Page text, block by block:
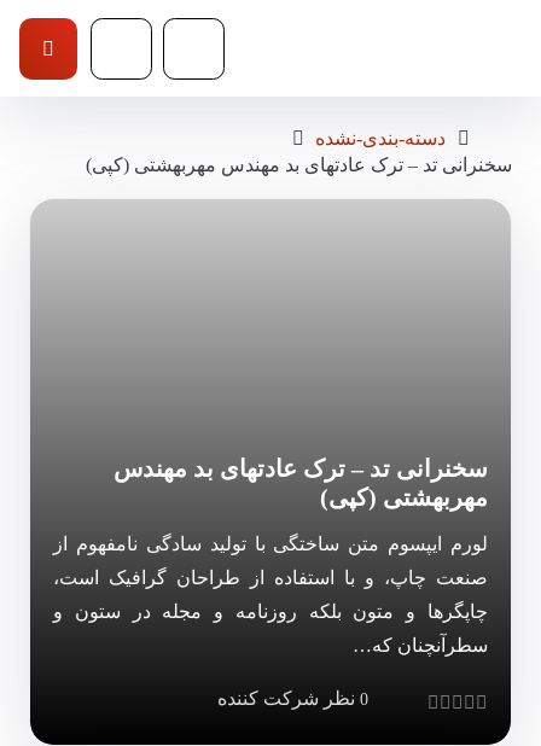
دسته-بندی-نشده
سخنرانی تد – ترک عادتهای بد مهندس مهربهشتی (کپی)
سخنرانی تد – ترک عادتهای بد مهندس
مهربهشتی (کپی)
لورم ایپسوم متن ساختگی با تولید سادگی نامفهوم از
صنعت چاپ، و با استفاده از طراحان گرافیک است،
چاپگرها و متون بلکه روزنامه و مجله در ستون و
سطرآنچنان که…
0